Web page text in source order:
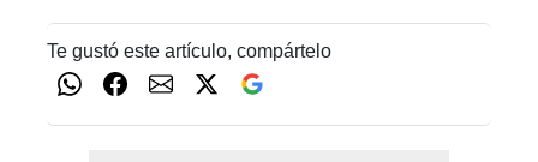
Te gustó este artículo, compártelo